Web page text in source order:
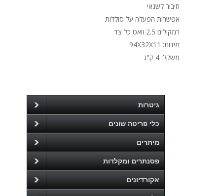
חיבור לשנאי
אפשרות הפעלה על סוללות
רמקולים 2.5 וואט כל צד
מידות: 94X32X11
משקל: 4 ק"ג
גיטרות
כלי פריטה שונים
מיתרים
פסנתרים ומקלדות
אקורדיונים